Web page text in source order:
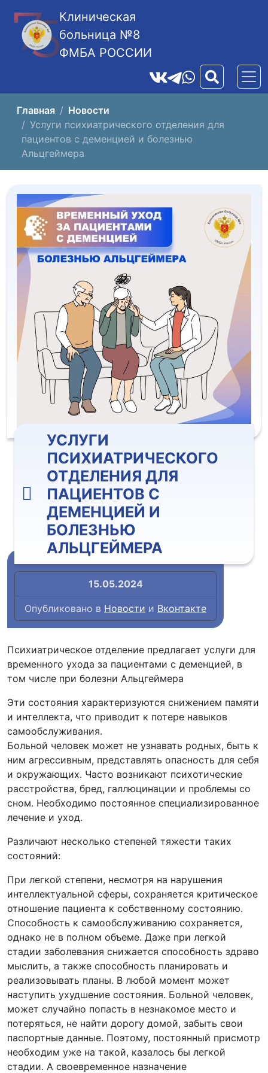
Клиническая
больница №8
ФМБА РОССИИ
Главная
Новости
Услуги психиатрического отделения для
пациентов с деменцией и болезнью
Альцгеймера
УСЛУГИ
ПСИХИАТРИЧЕСКОГО
ОТДЕЛЕНИЯ ДЛЯ
ПАЦИЕНТОВ С
ДЕМЕНЦИЕЙ И
БОЛЕЗНЬЮ
АЛЬЦГЕЙМЕРА
15.05.2024
Опубликовано в Новости и Вконтакте
Психиатрическое отделение предлагает услуги для
временного ухода за пациентами с деменцией, в
том числе при болезни Альцгеймера
Эти состояния характеризуются снижением памяти
и интеллекта, что приводит к потере навыков
самообслуживания.
Больной человек может не узнавать родных, быть к
ним агрессивным, представлять опасность для себя
и окружающих. Часто возникают психотические
расстройства, бред, галлюцинации и проблемы со
сном. Необходимо постоянное специализированное
лечение и уход.
Различают несколько степеней тяжести таких
состояний:
При легкой степени, несмотря на нарушения
интеллектуальной сферы, сохраняется критическое
отношение пациента к собственному состоянию.
Способность к самообслуживанию сохраняется,
однако не в полном объеме. Даже при легкой
стадии заболевания снижается способность здраво
мыслить, а также способность планировать и
реализовывать планы. В любой момент может
наступить ухудшение состояния. Больной человек,
может случайно попасть в незнакомое место и
потеряться, не найти дорогу домой, забыть свои
паспортные данные. Поэтому, постоянный присмотр
необходим уже на такой, казалось бы легкой
стадии. А своевременное назначение